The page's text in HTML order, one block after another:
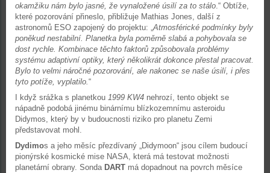
okamžiku nám bylo jasné, že vynaložené úsilí za to stálo.“ Obtíže,
které pozorování přineslo, přibližuje Mathias Jones, další z
astronomů ESO zapojený do projektu: „Atmosférické podmínky byly
poněkud nestabilní. Planetka byla poměrně slabá a pohybovala se
dost rychle. Kombinace těchto faktorů způsobovala problémy
systému adaptivní optiky, který několikrát dokonce přestal pracovat.
Bylo to velmi náročné pozorování, ale nakonec se naše úsilí, i přes
tyto potíže, vyplatilo.“
I když srážka s planetkou 1999 KW4 nehrozí, tento objekt se
nápadně podobá jinému binárnímu blízkozemnímu asteroidu
Didymos, který by v budoucnosti riziko pro planetu Zemi
představovat mohl.
Dydimos a jeho měsíc přezdívaný „Didymoon“ jsou cílem budoucí
pionýrské kosmické mise NASA, která má testovat možnosti
planetární obrany. Sonda DART má dopadnout na povrch měsíce